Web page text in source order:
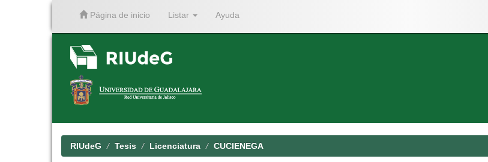
Página de inicio Listar Ayuda
RIUdeG Tesis Licenciatura CUCIENEGA